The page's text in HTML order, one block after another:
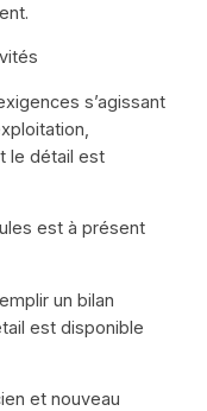
s’agissant
le détail est
est à présent
un bilan
est disponible
et nouveau